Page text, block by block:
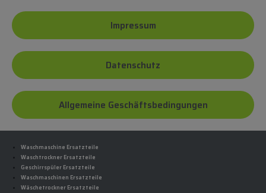
Impressum
Datenschutz
Allgemeine Geschäftsbedingungen
Waschmaschine Ersatzteile
Waschtrockner Ersatzteile
Geschirrspüler Ersatzteile
Waschmaschinen Ersatzteile
Wäschetrockner Ersatzteile